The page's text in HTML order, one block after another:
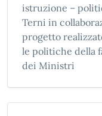
istruzione –
Terni in
progetto
le politiche della
dei Ministri